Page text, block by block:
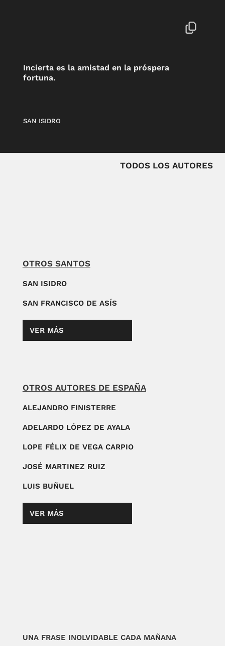
Incierta es la amistad en la próspera
fortuna.
SAN ISIDRO
TODOS LOS AUTORES
OTROS SANTOS
SAN ISIDRO
SAN FRANCISCO DE ASÍS
VER MÁS
OTROS AUTORES DE ESPAÑA
ALEJANDRO FINISTERRE
ADELARDO LÓPEZ DE AYALA
LOPE FÉLIX DE VEGA CARPIO
JOSÉ MARTINEZ RUIZ
LUIS BUÑUEL
VER MÁS
UNA FRASE INOLVIDABLE CADA MAÑANA